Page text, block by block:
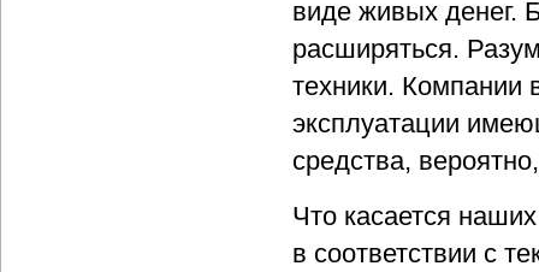
виде живых денег.
расширяться.
техники. Компании
эксплуатации
средства,
Что касается
в соответствии с